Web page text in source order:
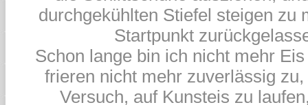
durchgekühlten Stiefel steigen zu
Startpunkt
Schon lange bin ich nicht mehr
frieren nicht mehr zuverlässig
Versuch, auf Kunsteis zu